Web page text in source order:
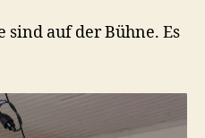
sind auf der Bühne. Es